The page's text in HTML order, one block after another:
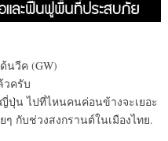
นวีค (GW)
วครับ
ปุ่น ไปที่ไหนคนค่อนข้างจะเยอะ
กับช่วงสงกรานต์ในเมืองไทย.